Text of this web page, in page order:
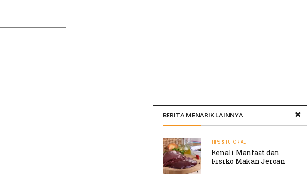
BERITA MENARIK LAINNYA
TIPS & TUTORIAL
Kenali Manfaat dan
Risiko Makan Jeroan